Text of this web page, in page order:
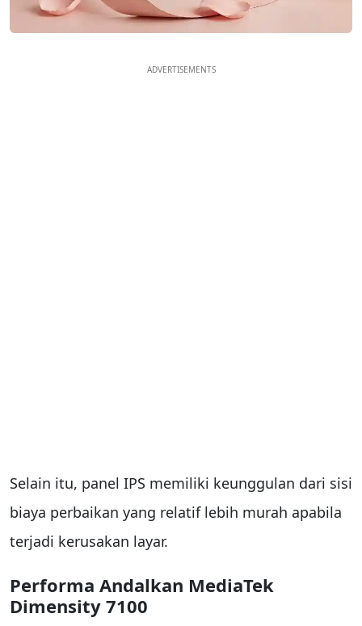
ADVERTISEMENTS
Selain itu, panel IPS memiliki keunggulan dari sisi
biaya perbaikan yang relatif lebih murah apabila
terjadi kerusakan layar.
Performa Andalkan MediaTek
Dimensity 7100